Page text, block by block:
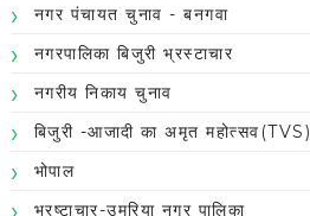
नगर पंचायत चुनाव - बनगवा
नगरपालिका बिजुरी भ्रस्टाचार
नगरीय निकाय चुनाव
बिजुरी -आजादी का अमृत महोत्सव(TVS)
भोपाल
भ्रष्टाचार-उमरिया नगर पालिका